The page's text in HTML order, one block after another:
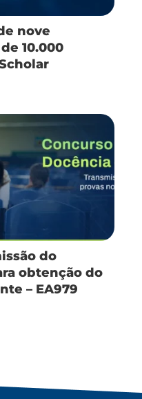
nove
10.000
do
obtenção do
– EA979